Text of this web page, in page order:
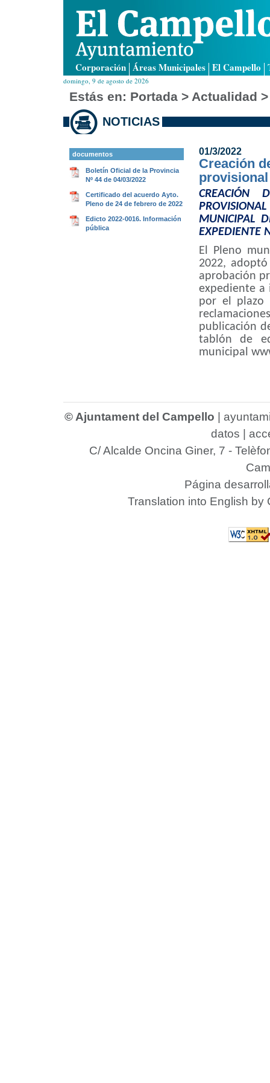
Corporación Áreas Municipales El Campello
domingo, 9 de agosto de 2026
Estás en: Portada > Actualidad
NOTICIAS
documentos
Boletín Oficial de la Provincia
Nº 44 de 04/03/2022
Certificado del acuerdo Ayto.
Pleno de 24 de febrero de 2022
Edicto 2022-0016. Información
pública
01/3/2022
Creación
provisional
CREACIÓN
MUNICIPAL
EXPEDIENTE
El Pleno
2022,
aprobación
expediente a
por el plazo
publicación
tablón de
municipal
© Ajuntament del Campello
datos
C/ Alcalde Oncina Giner, 7 -
Página
Translation into English by